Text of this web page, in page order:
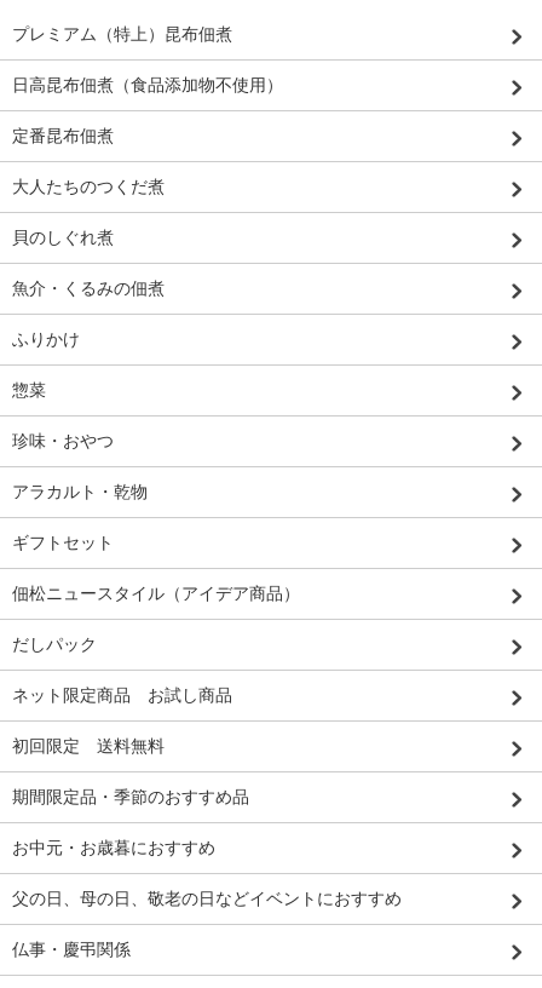
プレミアム（特上）昆布佃煮
日高昆布佃煮（食品添加物不使用）
定番昆布佃煮
大人たちのつくだ煮
貝のしぐれ煮
魚介・くるみの佃煮
ふりかけ
惣菜
珍味・おやつ
アラカルト・乾物
ギフトセット
佃松ニュースタイル（アイデア商品）
だしパック
ネット限定商品 お試し商品
初回限定 送料無料
期間限定品・季節のおすすめ品
お中元・お歳暮におすすめ
父の日、母の日、敬老の日などイベントにおすすめ
仏事・慶弔関係